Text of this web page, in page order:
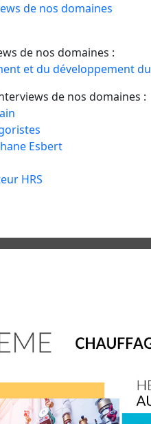
de nos domaines
de nos domaines :
et du développement
de nos domaines :
Esbert
HRS